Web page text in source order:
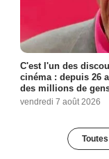
C'est l'un des
cinéma : depuis 26
des millions de
vendredi 7 août 2026